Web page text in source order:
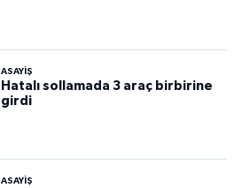
ASAYİŞ
Hatalı sollamada 3 araç birbirine
girdi
ASAYİŞ